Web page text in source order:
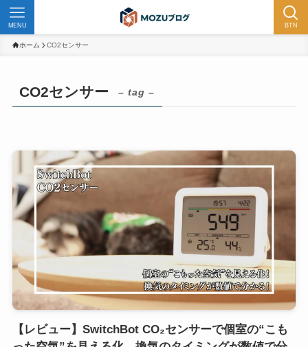
BTN
MENU
ホーム CO2センサー
CO2センサー – tag –
【レビュー】SwitchBot CO₂センサーで個室の“こも